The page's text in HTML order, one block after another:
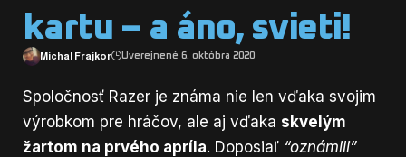
kartu – a áno, svieti!
Michal Frajkor Uverejnené 6. októbra 2020
Spoločnosť Razer je známa nie len vďaka svojim
výrobkom pre hráčov, ale aj vďaka skvelým
žartom na prvého apríla. Doposiaľ “oznámili”